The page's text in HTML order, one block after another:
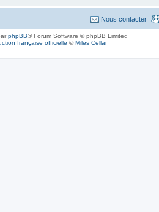
Nous contacter
phpBB® Forum Software © phpBB Limited
française officielle ©Miles Cellar